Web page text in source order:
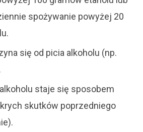
spożywanie powyżej 20
się od picia alkoholu (np.
staje się sposobem
skutków poprzedniego